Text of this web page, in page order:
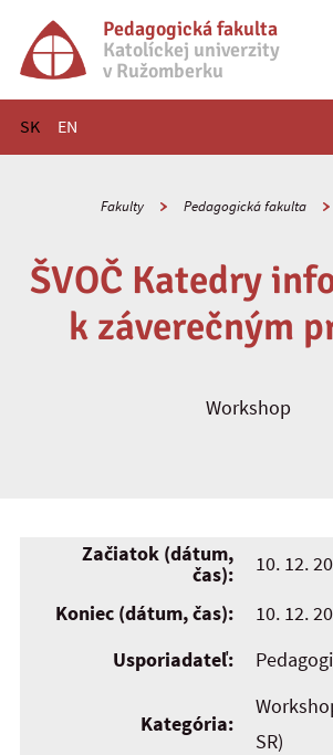
Pedagogická fakulta
Katolíckej univerzity
v Ružomberku
SK EN
Hlavné menu
Fakulty Pedagogická fakulta
ŠVOČ Katedry
k záverečným
Workshop
Začiatok (dátum,
čas):
10. 12.
Koniec (dátum, čas):
10. 12.
Usporiadateľ:
Kategória:
SR)